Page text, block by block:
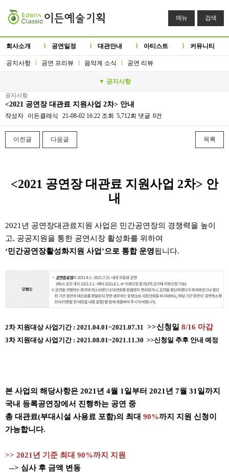
메뉴 검색
회사소개 l 공연일정 l 대관안내 l 아티스트 l 커뮤니티
공지사항 l 공연 프리뷰 l 음악계 소식 l 공연 리뷰
▼ 공지사항
공지사항
<2021 공연장 대관료 지원사업 2차> 안내
작성자 이든클래식 21-08-02 16:22 조회 5,712회 댓글 0건
이전글 다음글 목록
<2021 공연장 대관료 지원사업 2차> 안
내
2021년 공연장대관료지원 사업은 민간공연장의 경쟁력을 높이
고, 공공지원을 통한 공연시장 활성화를 위하여
‘민간공연장활성화지원 사업’으로 통합 운영됩니다.
2차 지원대상 사업기간 : 2021.04.01~2021.07.31 >>신청일 8/16 마감
3차 지원대상 사업기간 : 2021.08.01~2021.11.30 >>신청일 추후 안내 예정
본 사업의 해당사항은 2021년 4월 1일부터 2021년 7월 31일까지
국내 등록공연장에서 진행하는 공연 중
총 대관료(부대시설 사용료 포함)의 최대 90%까지 지원 신청이
가능합니다.
>> 2021년 기준 최대 90%까지 지원
--> 심사 후 금액 변동